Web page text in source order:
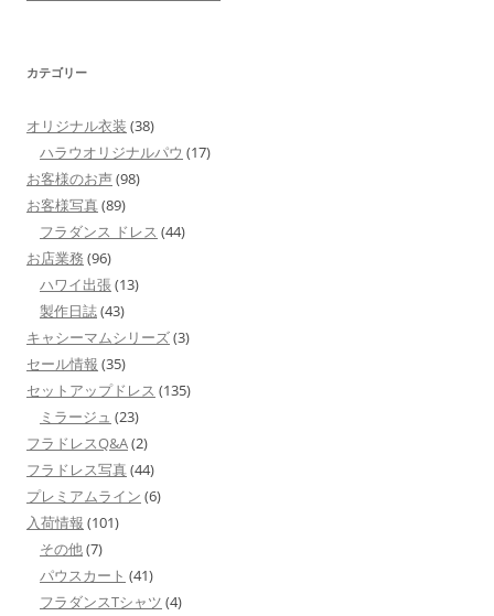
カテゴリー
オリジナル衣装 (38)
ハラウオリジナルパウ (17)
お客様のお声(98)
お客様写真(89)
フラダンス ドレス (44)
お店業務 (96)
ハワイ出張(13)
製作日誌(43)
キャシーマムシリーズ(3)
セール情報 (35)
セットアップドレス (135)
ミラージュ (23)
フラドレスQ&A(2)
フラドレス写真(44)
プレミアムライン (6)
入荷情報 (101)
その他(7)
パウスカート (41)
フラダンスTシャツ (4)